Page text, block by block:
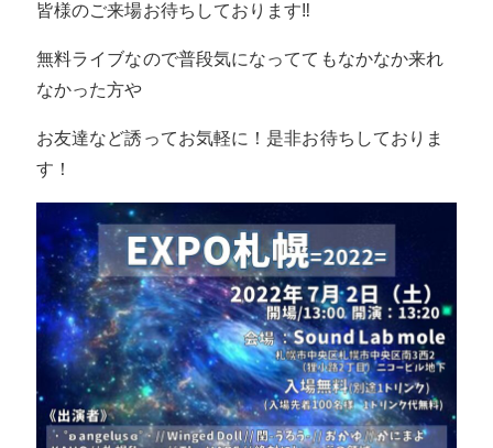
皆様のご来場お待ちしております‼
無料ライブなので普段気になっててもなかなか来れ
なかった方や
お友達など誘ってお気軽に！是非お待ちしておりま
す！